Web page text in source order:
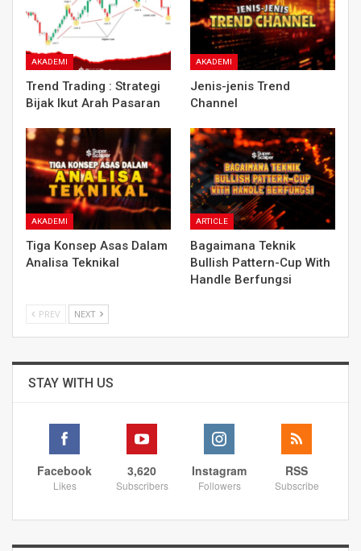
AKADEMI
Trend Trading : Strategi
Bijak Ikut Arah Pasaran
AKADEMI
Jenis-jenis Trend
Channel
AKADEMI
Tiga Konsep Asas Dalam
Analisa Teknikal
ARTICLE
Bagaimana Teknik
Bullish Pattern-Cup With
Handle Berfungsi
PREV NEXT
STAY WITH US
Facebook
Likes
3,620
Subscribers
Instagram
Followers
RSS
Subscribe